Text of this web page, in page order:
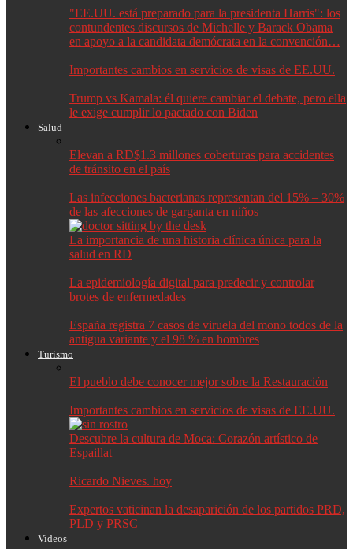
"EE.UU. está preparado para la presidenta Harris": los
contundentes discursos de Michelle y Barack Obama
en apoyo a la candidata demócrata en la convención…
Importantes cambios en servicios de visas de EE.UU.
Trump vs Kamala: él quiere cambiar el debate, pero ella
le exige cumplir lo pactado con Biden
Salud
Elevan a RD$1.3 millones coberturas para accidentes
de tránsito en el país
Las infecciones bacterianas representan del 15% – 30%
de las afecciones de garganta en niños
La importancia de una historia clínica única para la
salud en RD
La epidemiología digital para predecir y controlar
brotes de enfermedades
España registra 7 casos de viruela del mono todos de la
antigua variante y el 98 % en hombres
Turismo
El pueblo debe conocer mejor sobre la Restauración
Importantes cambios en servicios de visas de EE.UU.
Descubre la cultura de Moca: Corazón artístico de
Espaillat
Ricardo Nieves. hoy
Expertos vaticinan la desaparición de los partidos PRD,
PLD y PRSC
Videos